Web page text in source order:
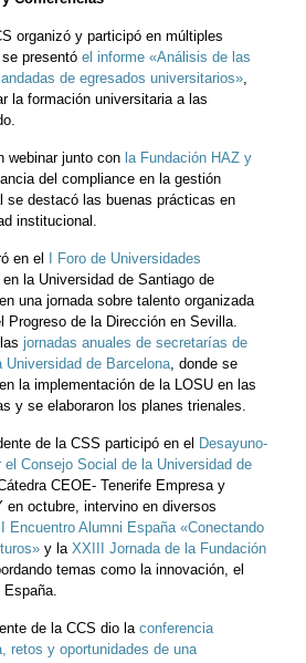
organizó y participó en múltiples
presentó el informe «Análisis de las
de egresados universitarios»
la formación universitaria a las
webinar junto con la Fundación HAZ y
del compliance en la gestión
se destacó las buenas prácticas en
institucional.
en el
I Foro de Universidades
en la Universidad de Santiago de
una jornada sobre talento organizada
Progreso de la Dirección en Sevilla.
jornadas anuales de secretarías de
de Barcelona , donde se
la implementación de la LOSU en las
y se elaboraron los planes trienales.
de la CSS participó en el Desayuno-
el Consejo Social de la Universidad de
CEOE- Tenerife Empresa y
en octubre, intervino en diversos
Encuentro Alumni España «Conectando
y la XXIII Jornada de la Fundación
temas como la innovación, el
de la CCS dio la conferencia
retos y oportunidades de una